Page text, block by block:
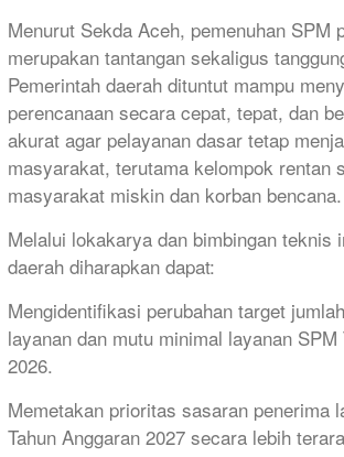
Menurut Sekda Aceh, pemenuhan SPM
merupakan tantangan sekaligus
Pemerintah daerah dituntut mampu
perencanaan secara cepat, tepat, dan
akurat agar pelayanan dasar tetap
masyarakat, terutama kelompok rentan
masyarakat miskin dan korban bencana.
Melalui lokakarya dan bimbingan teknis
daerah diharapkan dapat:
Mengidentifikasi perubahan target
layanan dan mutu minimal layanan SPM
2026.
Memetakan prioritas sasaran penerima
Tahun Anggaran 2027 secara lebih